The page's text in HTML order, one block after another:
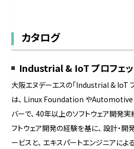
カタログ
Industrial & IoT プロフェッ
大阪エヌデーエスの「Industrial & IoT プ
は、 Linux Foundation やAutomotive
バーで、 40年以上のソフトウェア開発
フトウェア開発の経験を基に、 設計・開
ービスと、 エキスパートエンジニアによ